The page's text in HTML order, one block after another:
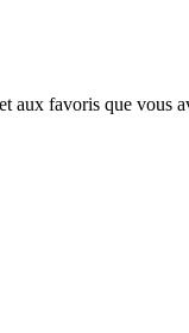
aux favoris que vous